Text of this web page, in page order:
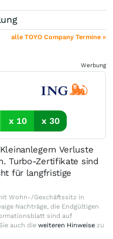
alle TOYO Company Termine »
Werbung
x 10 x 30
Verluste
Turbo-Zertifikate sind
für langfristige
Wohn-/Geschäftssitz in
Nachträge, die Endgültigen
sind auf
auch die weiteren Hinweise zu